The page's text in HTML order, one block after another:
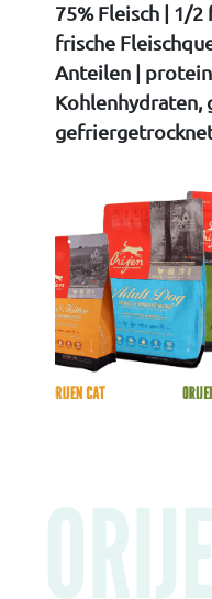
75% Fleisch | 1/
frische
Anteilen |